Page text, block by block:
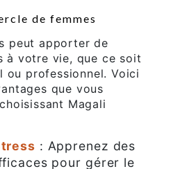
de femmes
peut apporter de
à votre vie, que ce soit
ou professionnel. Voici
que vous
Magali
: Apprenez des
pour gérer le